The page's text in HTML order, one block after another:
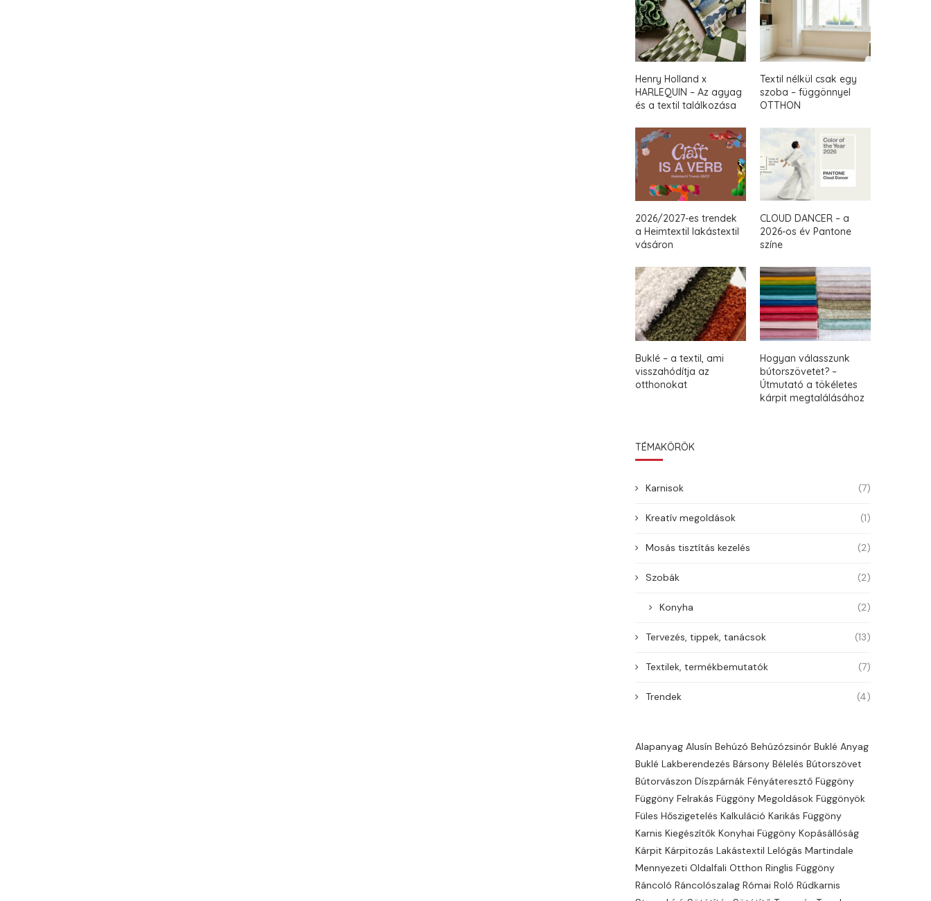
Henry Holland x
HARLEQUIN – Az agyag
és a textil találkozása
Textil nélkül csak egy
szoba – függönnyel
OTTHON
2026/2027-es trendek
a Heimtextil lakástextil
vásáron
CLOUD DANCER – a
2026-os év Pantone
színe
Buklé – a textil, ami
visszahódítja az
otthonokat
Hogyan válasszunk
bútorszövetet? –
Útmutató a tökéletes
kárpit megtalálásához
TÉMAKÖRÖK
Karnisok (7)
Kreatív megoldások (1)
Mosás tisztítás kezelés (2)
Szobák (2)
Konyha (2)
Tervezés, tippek, tanácsok (13)
Textilek, termékbemutatók (7)
Trendek (4)
Alapanyag Alusín Behúzó Behúzózsinór Buklé Anyag
Buklé Lakberendezés Bársony Bélelés Bútorszövet
Bútorvászon Díszpárnák Fényáteresztő Függöny
Függöny Felrakás Függöny Megoldások Függönyök
Füles Hőszigetelés Kalkuláció Karikás Függöny
Karnis Kiegészítők Konyhai Függöny Kopásállóság
Kárpit Kárpitozás Lakástextil Lelógás Martindale
Mennyezeti Oldalfali Otthon Ringlis Függöny
Ráncoló Ráncolószalag Római Roló Rúdkarnis